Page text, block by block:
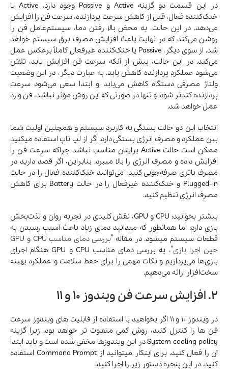
در این قسمت دو گزینه Active و Passive وجود دارد. Active یا
خنک‌کننده فعال، قبل از کاهش سرعت پردازنده، سرعت فن را افزایش
می‌دهد. در این حالت، به محض بالا رفتن دما، سیستم‌عامل فن را
روشن می‌کند که در نهایت باعث افزایش مصرف برق سیستم خواهد
شد. از سوی دیگر، Passive یا خنک‌کننده غیرفعال کاملاً برعکس عمل
می‌کند. در این حالت، پیش از آنکه سرعت فن افزایش یابد، تلاش
می‌شود عملکرد پردازنده کاهش یابد. به عبارت دیگر، در این وضعیت
ولتاژ مصرفی دستگاه کاهش می‌یابد و ابتدا سعی می‌شود سرعت
پردازنده کندتر شود؛ و تنها در صورتی که این روش مؤثر نباشد، فن وارد
عمل خواهد شد.
انتخاب این دو حالت بستگی به کاربرد سیستم و همچنین اولیت‌ شما
بین عملکرد و مصرف انرژی بستگی دارد. اگر از لپ تاپ استفاده میکنید
ممکن است حالت Active برایتان مناسب نباشد چراکه سرعت فن را
افزایش داده و مصرف انرژی را بالا میبرد. بنابراین، اگر قصد دارید در
مصرف باتری صرفه‌جویی کنید، می‌توانید خنک‌کننده فعال را در حالت
Plugged-in و خنک‌کننده غیرفعال را در حالت Battery برای کاهش
مصرف انرژی تنظیم کنید.
بیشتر بخوانید: CPU و GPU، نقش کلیدی در تجربه‌ روان و لذت‌بخش
بازی دارد؛ اما همانطور که میدانید دمای زیاد باعث آسیب رسیدن به
قطعات سیستم میشود. در مقاله “
بررسی دمای مناسب CPU و GPU
حین اجرا بازی
“، به بررسی دمای مناسب CPU و GPU هنگام اجرای
بازی‌ها می‌پردازیم و نکات مهمی را برای حفظ سلامت و عملکرد بهینه
سخت‌افزار ارائه می‌دهیم.
2. افزایش سرعت فن ویندوز 10 و 11
در ویندوز 10 و 11 اگر بخواهید با استفاده از قابلیت های ویندوز سرعت
فن ها را کنترل کنید، روش کمی متفاوت تر خواهد بود. زیرا گزینه
System cooling policy در این ویندوزها مخفی شده است و باید ابتدا
آن را فعال کنید. برای اینکار میتوانید از Command Prompt استفاده
کنید. در این پنجره دستور زیر را اجرا کنید: